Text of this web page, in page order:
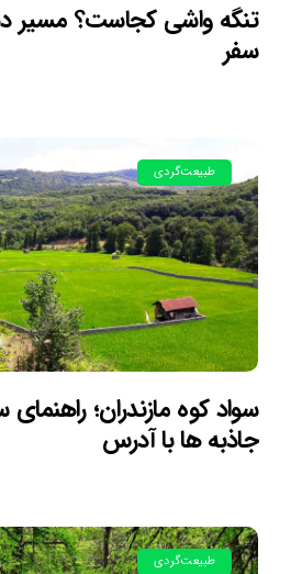
تنگه واشی کجاست؟ مسیر
سفر
طبیعت‌گردی
سواد کوه مازندران؛
جاذبه ها با آدرس
طبیعت‌گردی